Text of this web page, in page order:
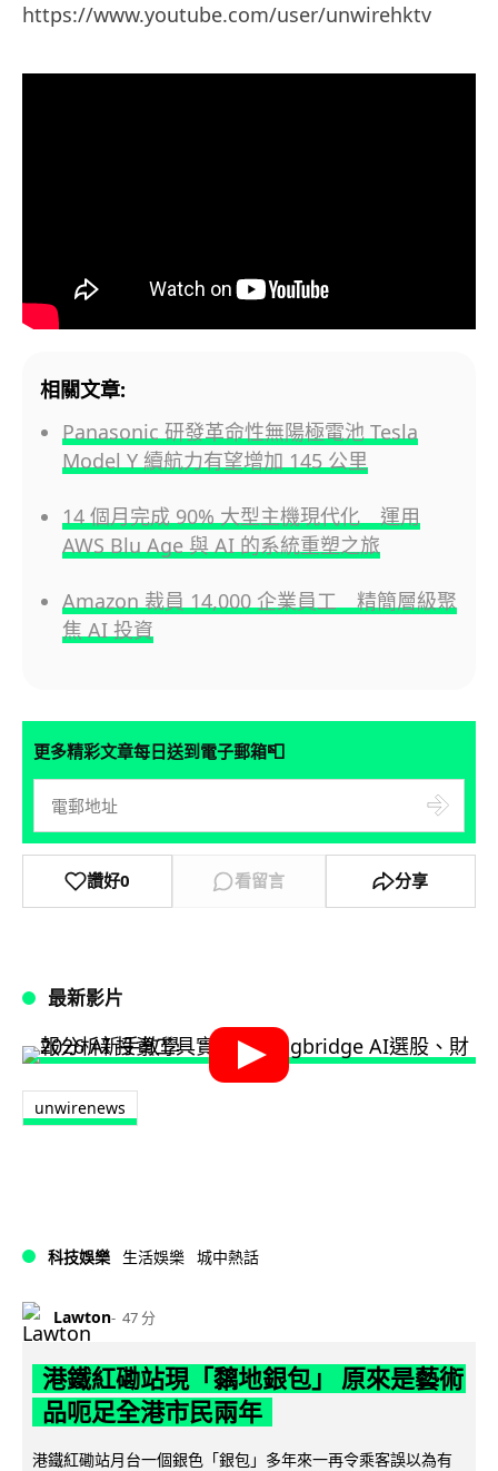
https://www.youtube.com/user/unwirehktv
相關文章:
Panasonic 研發革命性無陽極電池 Tesla
Model Y 續航力有望增加 145 公里
14 個月完成 90% 大型主機現代化 運用
AWS Blu Age 與 AI 的系統重塑之旅
Amazon 裁員 14,000 企業員工 精簡層級聚
焦 AI 投資
更多精彩文章每日送到電子郵箱📮
讚好0 看留言 分享
最新影片
unwirenews
科技娛樂 生活娛樂 城中熱話
Lawton 47 分
港鐵紅磡站現「黐地銀包」 原來是藝術
品呃足全港市民兩年
港鐵紅磡站月台一個銀色「銀包」多年來一再令乘客誤以為有